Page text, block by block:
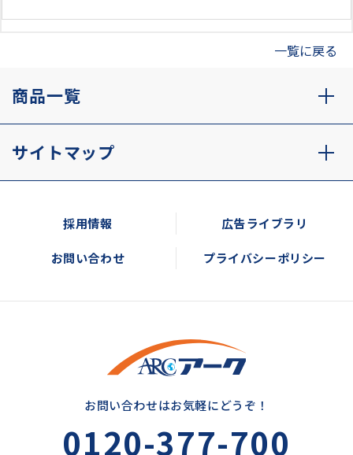
一覧に戻る
商品一覧
サイトマップ
採用情報 広告ライブラリ
お問い合わせ プライバシーポリシー
お問い合わせはお気軽にどうぞ！
0120-377-700